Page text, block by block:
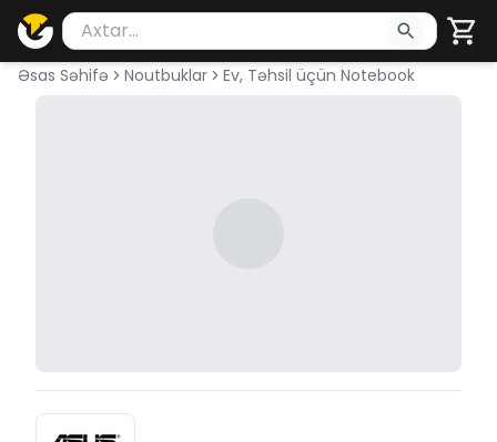
Məhsul axtar
Axtarış üçün ən azı 2 simvol yazın. Göndərmək
Əsas Səhifə Noutbuklar Ev, Təhsil üçün Notebook